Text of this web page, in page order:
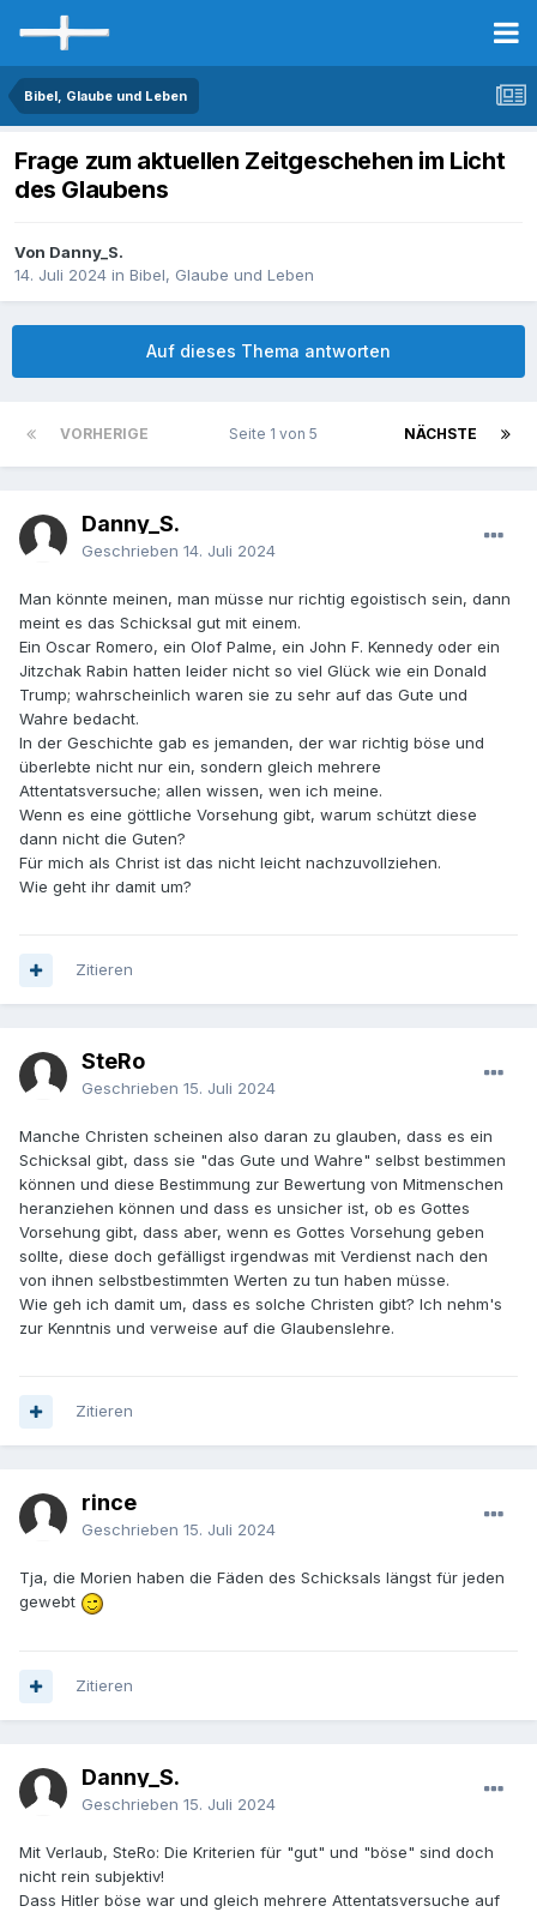
Bibel, Glaube und Leben
Frage zum aktuellen Zeitgeschehen im Licht
des Glaubens
Von Danny_S.
14. Juli 2024 in Bibel, Glaube und Leben
Auf dieses Thema antworten
VORHERIGE NÄCHSTE
Seite 1 von 5
Danny_S.
Geschrieben 14. Juli 2024
Man könnte meinen, man müsse nur richtig egoistisch sein, dann
meint es das Schicksal gut mit einem.
Ein Oscar Romero, ein Olof Palme, ein John F. Kennedy oder ein
Jitzchak Rabin hatten leider nicht so viel Glück wie ein Donald
Trump; wahrscheinlich waren sie zu sehr auf das Gute und
Wahre bedacht.
In der Geschichte gab es jemanden, der war richtig böse und
überlebte nicht nur ein, sondern gleich mehrere
Attentatsversuche; allen wissen, wen ich meine.
Wenn es eine göttliche Vorsehung gibt, warum schützt diese
dann nicht die Guten?
Für mich als Christ ist das nicht leicht nachzuvollziehen.
Wie geht ihr damit um?
Zitieren
SteRo
Geschrieben 15. Juli 2024
Manche Christen scheinen also daran zu glauben, dass es ein
Schicksal gibt, dass sie "das Gute und Wahre" selbst bestimmen
können und diese Bestimmung zur Bewertung von Mitmenschen
heranziehen können und dass es unsicher ist, ob es Gottes
Vorsehung gibt, dass aber, wenn es Gottes Vorsehung geben
sollte, diese doch gefälligst irgendwas mit Verdienst nach den
von ihnen selbstbestimmten Werten zu tun haben müsse.
Wie geh ich damit um, dass es solche Christen gibt? Ich nehm's
zur Kenntnis und verweise auf die Glaubenslehre.
Zitieren
rince
Geschrieben 15. Juli 2024
Tja, die Morien haben die Fäden des Schicksals längst für jeden
gewebt
Zitieren
Danny_S.
Geschrieben 15. Juli 2024
Mit Verlaub, SteRo: Die Kriterien für "gut" und "böse" sind doch
nicht rein subjektiv!
Dass Hitler böse war und gleich mehrere Attentatsversuche auf